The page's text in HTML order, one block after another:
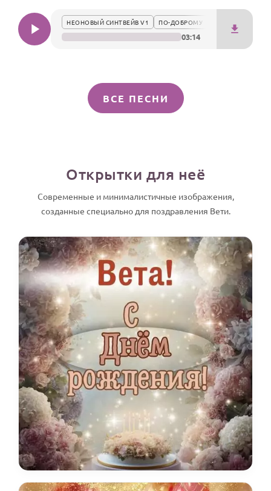
НЕОНОВЫЙ СИНТВЕЙВ V1 ПО-ДОБРОМУ
03:14
ВСЕ ПЕСНИ
Открытки для неё
Современные и минималистичные изображения,
созданные специально для поздравления Вети.